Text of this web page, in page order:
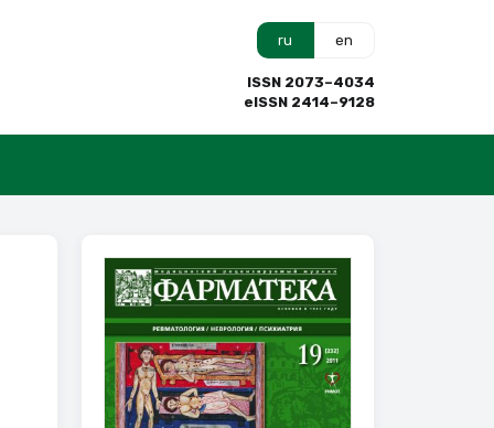
ru en
ISSN 2073–4034
eISSN 2414–9128